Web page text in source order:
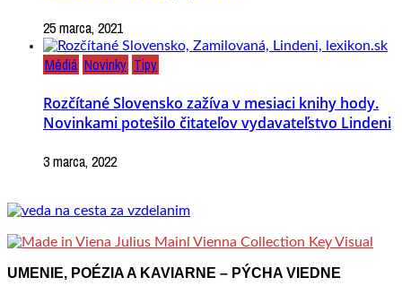
25 marca, 2021
Médiá Novinky Tipy
Rozčítané Slovensko zažíva v mesiaci knihy hody.
Novinkami potešilo čitateľov vydavateľstvo Lindeni
3 marca, 2022
UMENIE, POÉZIA A KAVIARNE – PÝCHA VIEDNE